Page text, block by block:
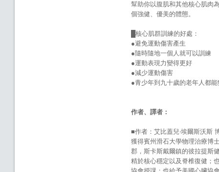
幫助你以腹肌和其他核心肌肉
個強健、優美的體態。
█核心肌群訓練的好處：
●避免運動傷害產生
●隨時隨地一個人就可以訓練
●運動表現力變得更好
●減少運動傷害
●青少年到九十歲的老年人都
作者、譯者：
■作者：艾比蓋兒‧埃爾斯沃斯
獲得賓州滑石大學物理治療博
郡，斯卡斯戴爾鎮的彼拉提斯
精於核心穩定以及脊椎復健；